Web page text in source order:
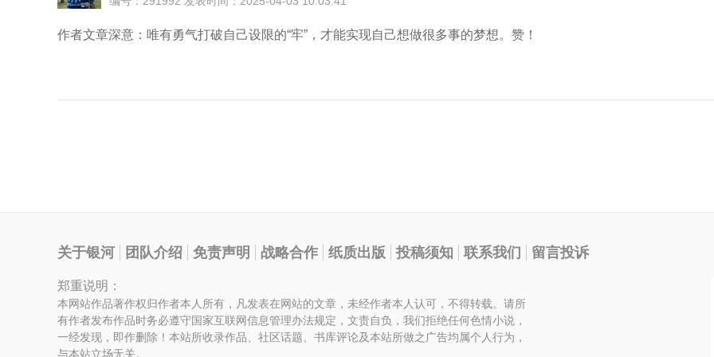
作者文章深意：唯有勇气打破自己设限的“牢”，才能实现自己想做很多事的梦想。赞！
关于银河 团队介绍 免责声明 战略合作 纸质出版 投稿须知 联系我们 留言投诉
郑重说明：
本网站作品著作权归作者本人所有，凡发表在网站的文章，未经作者本人认可，不得转载。请所
有作者发布作品时务必遵守国家互联网信息管理办法规定，文责自负，我们拒绝任何色情小说，
一经发现，即作删除！本站所收录作品、社区话题、书库评论及本站所做之广告均属个人行为，
与本站立场无关。